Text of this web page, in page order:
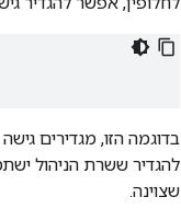
להגדיר ששרת הניהול
שצוינה.